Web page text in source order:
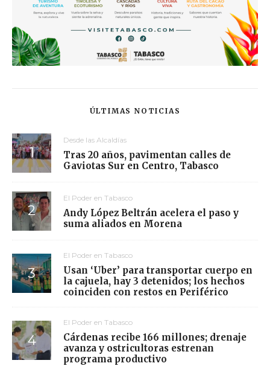
ÚLTIMAS NOTICIAS
Desde las Alcaldías
Tras 20 años, pavimentan calles de
Gaviotas Sur en Centro, Tabasco
El Poder en Tabasco
Andy López Beltrán acelera el paso y
suma aliados en Morena
El Poder en Tabasco
Usan ‘Uber’ para transportar cuerpo en
la cajuela, hay 3 detenidos; los hechos
coinciden con restos en Periférico
El Poder en Tabasco
Cárdenas recibe 166 millones; drenaje
avanza y ostricultoras estrenan
programa productivo